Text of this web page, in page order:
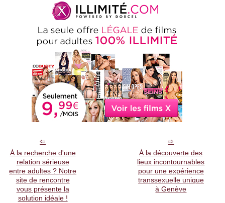
À la recherche d'une
relation sérieuse
entre adultes ? Notre
site de rencontre
vous présente la
solution idéale !
À la découverte des
lieux incontournables
pour une expérience
transsexuelle unique
à Genève